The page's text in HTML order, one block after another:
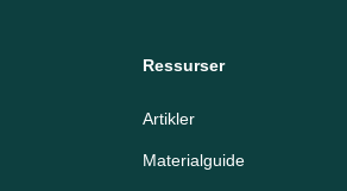
Ressurser
Artikler
Materialguide